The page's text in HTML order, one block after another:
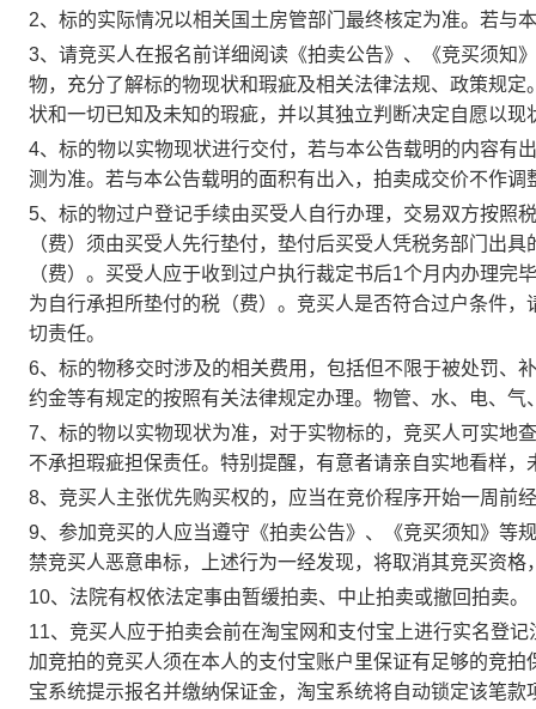
2、标的实际情况以相关国土房管部门最终核定为准。若与
3、请竞买人在报名前详细阅读《拍卖公告》、《竞买须知
物，充分了解标的物现状和瑕疵及相关法律法规、政策规
状和一切已知及未知的瑕疵，并以其独立判断决定自愿以现
4、标的物以实物现状进行交付，若与本公告载明的内容有
测为准。若与本公告载明的面积有出入，拍卖成交价不作调
5、 标的物过户登记手续由买受人自行办理，交易双方按照
（费）须由买受人先行垫付，垫付后买受人凭税务部门出
（费）。买受人应于收到过户执行裁定书后1个月内办理完
为自行承担所垫付的税（费）。竞买人是否符合过户条件
切责任。
6、标的物移交时涉及的相关费用，包括但不限于被处罚、
约金等有规定的按照有关法律规定办理。物管、水、电、
7、标的物以实物现状为准，对于实物标的，竞买人可实地
不承担瑕疵担保责任。特别提醒，有意者请亲自实地看样
8、竞买人主张优先购买权的，应当在竞价程序开始一周前
9、参加竞买的人应当遵守《拍卖公告》、《竞买须知》等
禁竞买人恶意串标，上述行为一经发现，将取消其竞买资格
10、法院有权依法定事由暂缓拍卖、中止拍卖或撤回拍卖。
11、竞买人应于拍卖会前在淘宝网和支付宝上进行实名登
加竞拍的竞买人须在本人的支付宝账户里保证有足够的竞
宝系统提示报名并缴纳保证金，淘宝系统将自动锁定该笔